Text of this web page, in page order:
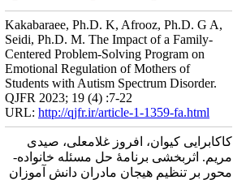
Kakabaraee, Ph.D. K, Afrooz, Ph.D. G A,
Seidi, Ph.D. M. The Impact of a Family-
Centered Problem-Solving Program on
Emotional Regulation of Mothers of
Students with Autism Spectrum Disorder.
QJFR 2023; 19 (4) :7-22
URL: http://qjfr.ir/article-1-1359-fa.html
کاکابرایی کیوان، افروز غلامعلی، صیدی
مریم. اثربخشی برنامۀ حل مسئله خانواده-
محور بر تنظیم هیجان مادرانِ دانش آموزان